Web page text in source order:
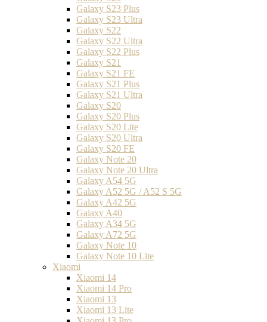
Galaxy S23 Plus
Galaxy S23 Ultra
Galaxy S22
Galaxy S22 Ultra
Galaxy S22 Plus
Galaxy S21
Galaxy S21 FE
Galaxy S21 Plus
Galaxy S21 Ultra
Galaxy S20
Galaxy S20 Plus
Galaxy S20 Lite
Galaxy S20 Ultra
Galaxy S20 FE
Galaxy Note 20
Galaxy Note 20 Ultra
Galaxy A54 5G
Galaxy A52 5G / A52 S 5G
Galaxy A42 5G
Galaxy A40
Galaxy A34 5G
Galaxy A72 5G
Galaxy Note 10
Galaxy Note 10 Lite
Xiaomi
Xiaomi 14
Xiaomi 14 Pro
Xiaomi 13
Xiaomi 13 Lite